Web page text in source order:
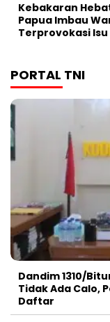
Kebakaran
Papua Imbau
Terprovokasi Isu
PORTAL TNI
Dandim 1310/
Tidak Ada Calo,
Daftar